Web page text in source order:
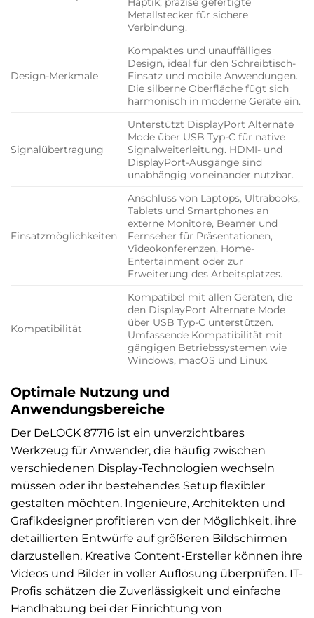
Metallstecker für sichere
Verbindung.
Design-Merkmale
Kompaktes und unauffälliges
Design, ideal für den Schreibtisch-
Einsatz und mobile Anwendungen.
Die silberne Oberfläche fügt sich
harmonisch in moderne Geräte ein.
Signalübertragung
Unterstützt DisplayPort Alternate
Mode über USB Typ-C für native
Signalweiterleitung. HDMI- und
DisplayPort-Ausgänge sind
unabhängig voneinander nutzbar.
Einsatzmöglichkeiten
Anschluss von Laptops, Ultrabooks,
Tablets und Smartphones an
externe Monitore, Beamer und
Fernseher für Präsentationen,
Videokonferenzen, Home-
Entertainment oder zur
Erweiterung des Arbeitsplatzes.
Kompatibilität
Kompatibel mit allen Geräten, die
den DisplayPort Alternate Mode
über USB Typ-C unterstützen.
Umfassende Kompatibilität mit
gängigen Betriebssystemen wie
Windows, macOS und Linux.
Optimale Nutzung und
Anwendungsbereiche
Der DeLOCK 87716 ist ein unverzichtbares
Werkzeug für Anwender, die häufig zwischen
verschiedenen Display-Technologien wechseln
müssen oder ihr bestehendes Setup flexibler
gestalten möchten. Ingenieure, Architekten und
Grafikdesigner profitieren von der Möglichkeit, ihre
detaillierten Entwürfe auf größeren Bildschirmen
darzustellen. Kreative Content-Ersteller können ihre
Videos und Bilder in voller Auflösung überprüfen. IT-
Profis schätzen die Zuverlässigkeit und einfache
Handhabung bei der Einrichtung von